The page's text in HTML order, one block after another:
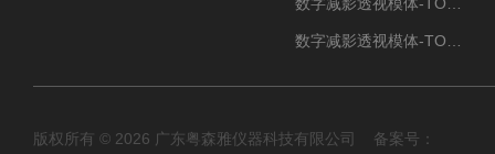
版权所有 © 2026 广东粤森雅仪器科技有限公司 备案号：